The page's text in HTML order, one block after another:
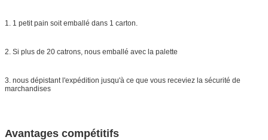
1. 1 petit pain soit emballé dans 1 carton.
2. Si plus de 20 catrons, nous emballé avec la palette
3. nous dépistant l'expédition jusqu'à ce que vous receviez la sécurité de
marchandises
Avantages compétitifs